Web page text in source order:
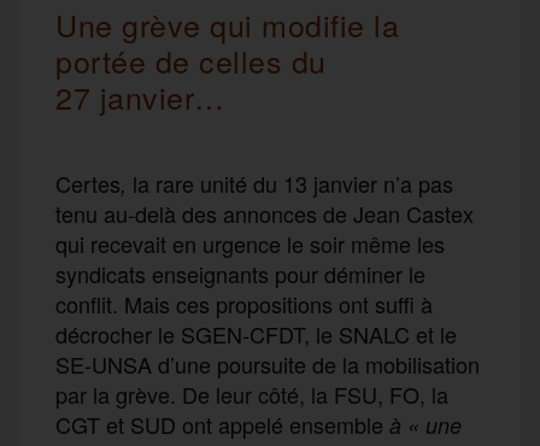
Une grève qui modifie la
portée de celles du
27 janvier…
Certes, la rare unité du 13 janvier n’a pas
tenu au-delà des annonces de Jean Castex
qui recevait en urgence le soir même les
syndicats enseignants pour déminer le
conflit. Mais ces propositions ont suffi à
décrocher le SGEN-CFDT, le SNALC et le
SE-UNSA d’une poursuite de la mobilisation
par la grève. De leur côté, la FSU, FO, la
CGT et SUD ont appelé ensemble à « une